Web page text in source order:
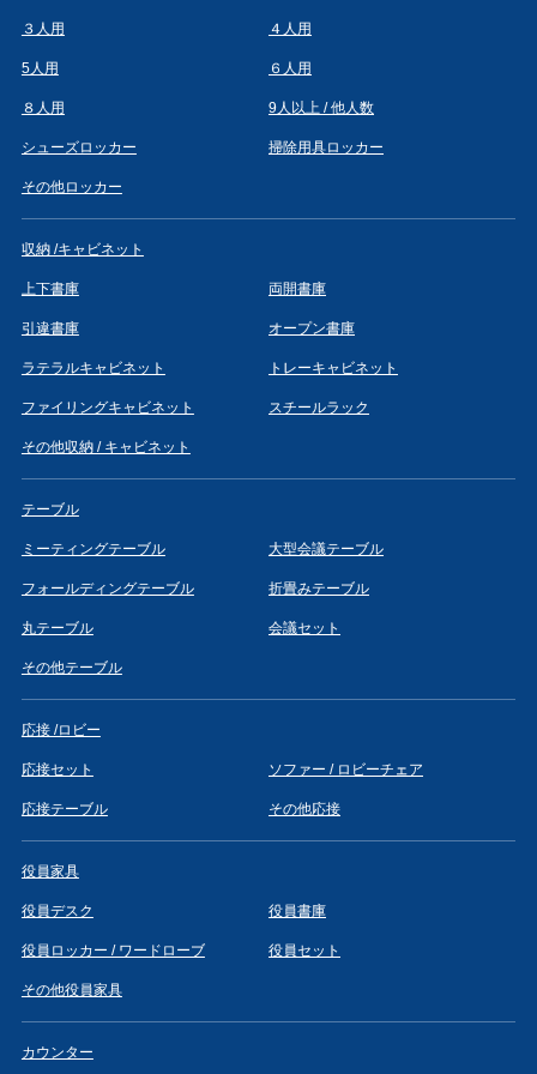
３人用 ４人用
5人用 ６人用
８人用 9人以上 / 他人数
シューズロッカー 掃除用具ロッカー
その他ロッカー
収納 /キャビネット
上下書庫 両開書庫
引違書庫 オープン書庫
ラテラルキャビネット トレーキャビネット
ファイリングキャビネット スチールラック
その他収納 / キャビネット
テーブル
ミーティングテーブル 大型会議テーブル
フォールディングテーブル 折畳みテーブル
丸テーブル 会議セット
その他テーブル
応接 /ロビー
応接セット ソファー / ロビーチェア
応接テーブル その他応接
役員家具
役員デスク 役員書庫
役員ロッカー / ワードローブ 役員セット
その他役員家具
カウンター